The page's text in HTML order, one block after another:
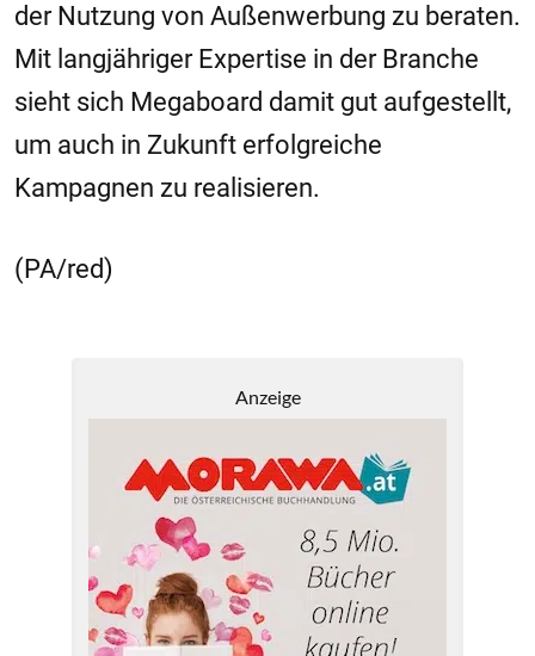
der Nutzung von Außenwerbung zu beraten.
Mit langjähriger Expertise in der Branche
sieht sich Megaboard damit gut aufgestellt,
um auch in Zukunft erfolgreiche
Kampagnen zu realisieren.
(PA/red)
Anzeige